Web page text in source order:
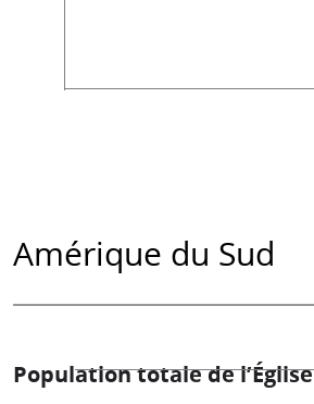
Amérique du Sud
Population totale de l’Église